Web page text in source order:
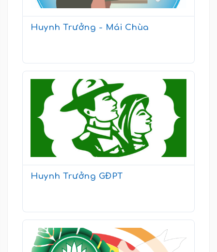
Huynh Trưởng - Mái Chùa
Huynh Trưởng GĐPT